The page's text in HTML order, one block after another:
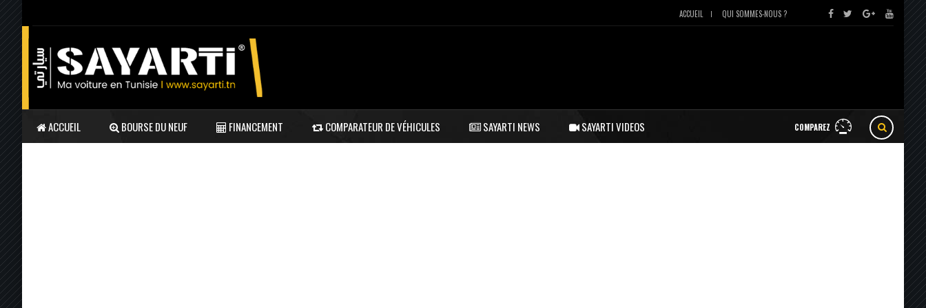
ACCUEIL QUI SOMMES-NOUS ?
COMPAREZ
ACCUEIL BOURSE DU NEUF FINANCEMENT COMPARATEUR DE VÉHICULES SAYARTI NEWS SAYARTI VIDEOS